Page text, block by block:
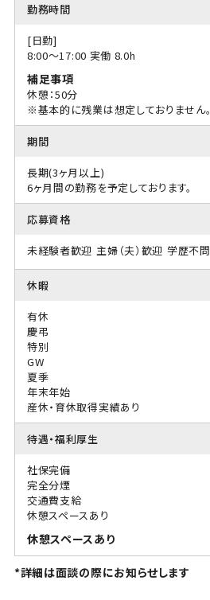
勤務時間
[日勤]
8:00〜17:00 実働 8.0h
補足事項
休憩：50分
※基本的に残業は想定しておりません。
期間
長期(3ヶ月以上)
6ヶ月間の勤務を予定しております。
応募資格
未経験者歓迎 主婦（夫）歓迎 学歴不問
休暇
有休
慶弔
特別
GW
夏季
年末年始
産休・育休取得実績あり
待遇・福利厚生
社保完備
完全分煙
交通費支給
休憩スペースあり
休憩スペースあり
*詳細は面談の際にお知らせします